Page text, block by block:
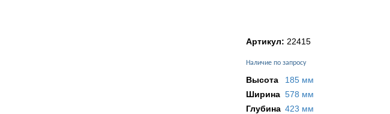
Артикул: 22415
Наличие по запросу
Высота
185 мм
Ширина 578 мм
Глубина 423 мм